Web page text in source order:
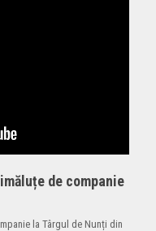
de companie
la Târgul de Nunți din